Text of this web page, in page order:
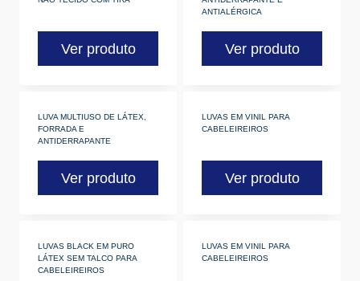
Ver produto
ANTIALÉRGICA
Ver produto
LUVA MULTIUSO DE LÁTEX,
FORRADA E
ANTIDERRAPANTE
Ver produto
LUVAS EM VINIL PARA
CABELEIREIROS
Ver produto
LUVAS BLACK EM PURO
LÁTEX SEM TALCO PARA
CABELEIREIROS
LUVAS EM VINIL PARA
CABELEIREIROS